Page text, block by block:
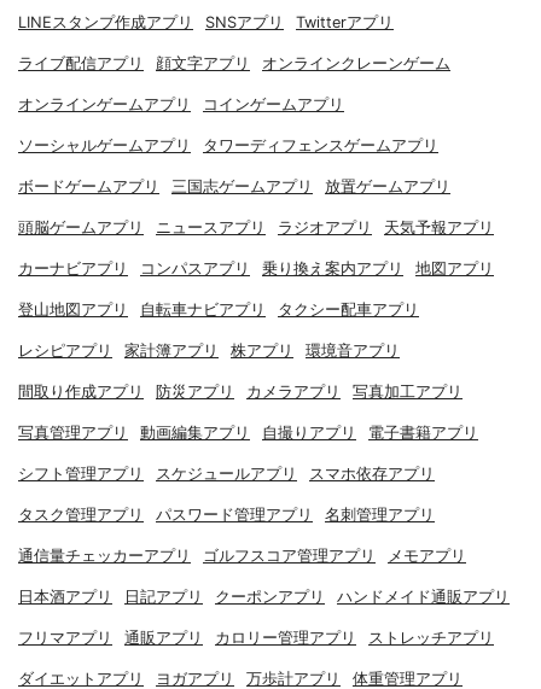
LINEスタンプ作成アプリ SNSアプリ Twitterアプリ
ライブ配信アプリ 顔文字アプリ オンラインクレーンゲーム
オンラインゲームアプリ コインゲームアプリ
ソーシャルゲームアプリ タワーディフェンスゲームアプリ
ボードゲームアプリ 三国志ゲームアプリ 放置ゲームアプリ
頭脳ゲームアプリ ニュースアプリ ラジオアプリ 天気予報アプリ
カーナビアプリ コンパスアプリ 乗り換え案内アプリ 地図アプリ
登山地図アプリ 自転車ナビアプリ タクシー配車アプリ
レシピアプリ 家計簿アプリ 株アプリ 環境音アプリ
間取り作成アプリ 防災アプリ カメラアプリ 写真加工アプリ
写真管理アプリ 動画編集アプリ 自撮りアプリ 電子書籍アプリ
シフト管理アプリ スケジュールアプリ スマホ依存アプリ
タスク管理アプリ パスワード管理アプリ 名刺管理アプリ
通信量チェッカーアプリ ゴルフスコア管理アプリ メモアプリ
日本酒アプリ 日記アプリ クーポンアプリ ハンドメイド通販アプリ
フリマアプリ 通販アプリ カロリー管理アプリ ストレッチアプリ
ダイエットアプリ ヨガアプリ 万歩計アプリ 体重管理アプリ